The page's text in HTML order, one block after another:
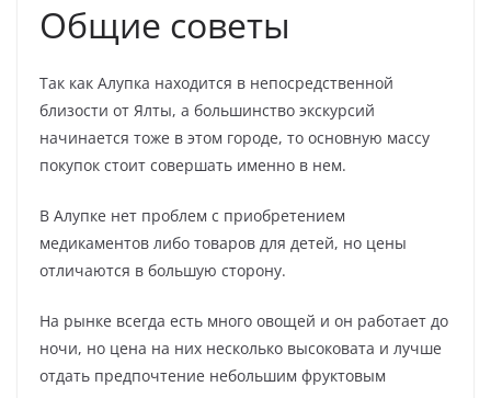
Общие советы
Так как Алупка находится в непосредственной
близости от Ялты, а большинство экскурсий
начинается тоже в этом городе, то основную массу
покупок стоит совершать именно в нем.
В Алупке нет проблем с приобретением
медикаментов либо товаров для детей, но цены
отличаются в большую сторону.
На рынке всегда есть много овощей и он работает до
ночи, но цена на них несколько высоковата и лучше
отдать предпочтение небольшим фруктовым